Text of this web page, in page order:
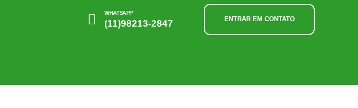
WHATSAPP
(11)98213-2847 ENTRAR EM CONTATO